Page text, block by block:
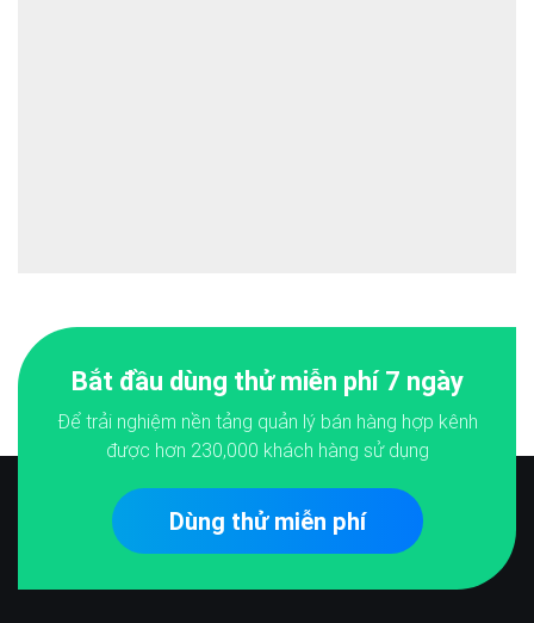
Bắt đầu dùng thử miễn phí 7 ngày
Để trải nghiệm nền tảng quản lý bán hàng hợp kênh
được hơn 230,000 khách hàng sử dụng
Dùng thử miễn phí